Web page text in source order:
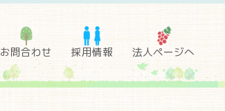
お問合わせ 採用情報 法人ページへ